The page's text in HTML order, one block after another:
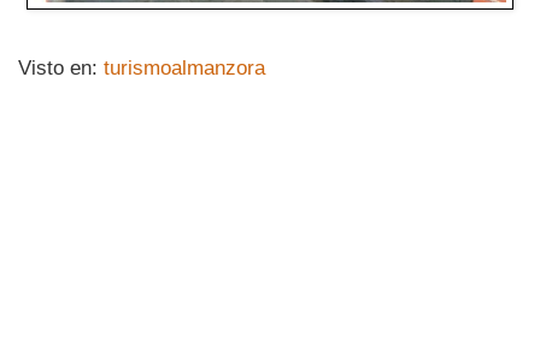
Visto en: turismoalmanzora